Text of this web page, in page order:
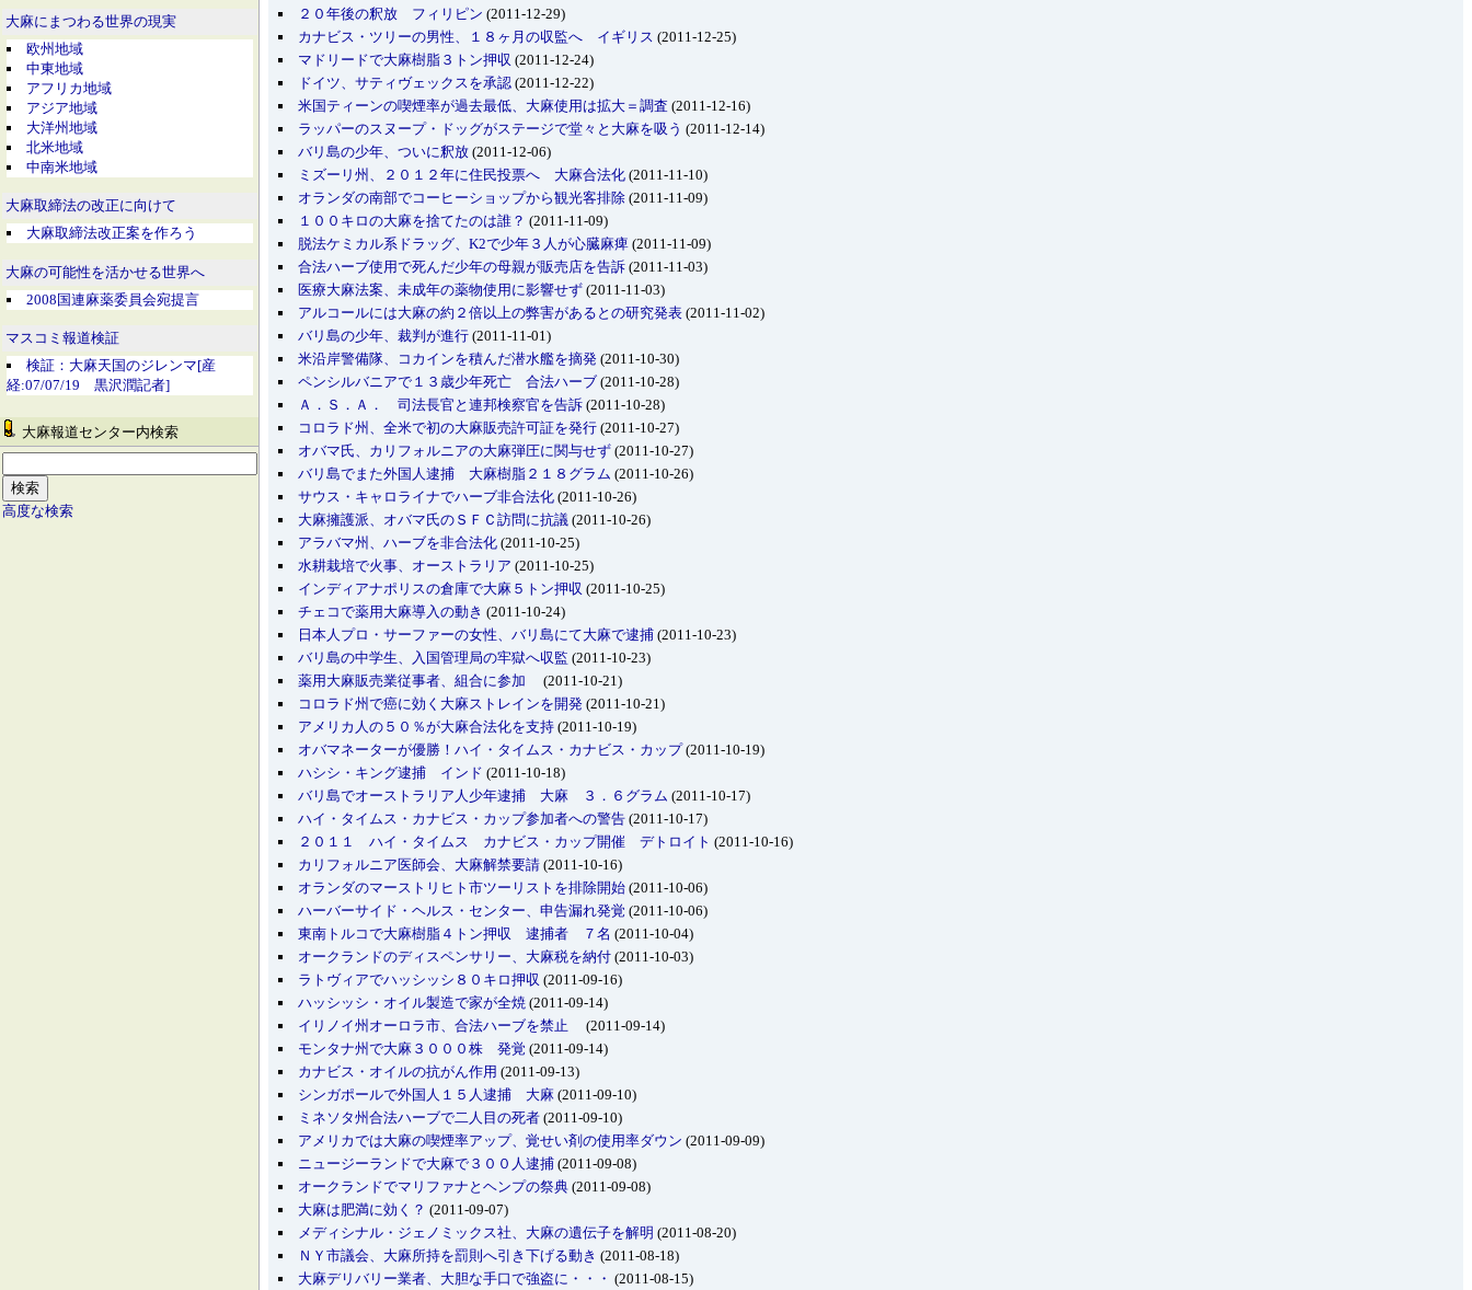
大麻にまつわる世界の現実
欧州地域
中東地域
アフリカ地域
アジア地域
大洋州地域
北米地域
中南米地域
大麻取締法の改正に向けて
大麻取締法改正案を作ろう
大麻の可能性を活かせる世界へ
2008国連麻薬委員会宛提言
マスコミ報道検証
検証：大麻天国のジレンマ[産
経:07/07/19 黒沢潤記者]
大麻報道センター内検索
高度な検索
２０年後の釈放 フィリピン (2011-12-29)
カナビス・ツリーの男性、１８ヶ月の収監へ イギリス (2011-12-25)
マドリードで大麻樹脂３トン押収 (2011-12-24)
ドイツ、サティヴェックスを承認 (2011-12-22)
米国ティーンの喫煙率が過去最低、大麻使用は拡大＝調査 (2011-12-16)
ラッパーのスヌープ・ドッグがステージで堂々と大麻を吸う (2011-12-14)
バリ島の少年、ついに釈放 (2011-12-06)
ミズーリ州、２０１２年に住民投票へ 大麻合法化 (2011-11-10)
オランダの南部でコーヒーショップから観光客排除 (2011-11-09)
１００キロの大麻を捨てたのは誰？ (2011-11-09)
脱法ケミカル系ドラッグ、K2で少年３人が心臓麻痺 (2011-11-09)
合法ハーブ使用で死んだ少年の母親が販売店を告訴 (2011-11-03)
医療大麻法案、未成年の薬物使用に影響せず (2011-11-03)
アルコールには大麻の約２倍以上の弊害があるとの研究発表 (2011-11-02)
バリ島の少年、裁判が進行 (2011-11-01)
米沿岸警備隊、コカインを積んだ潜水艦を摘発 (2011-10-30)
ペンシルバニアで１３歳少年死亡 合法ハーブ (2011-10-28)
Ａ．Ｓ．Ａ． 司法長官と連邦検察官を告訴 (2011-10-28)
コロラド州、全米で初の大麻販売許可証を発行 (2011-10-27)
オバマ氏、カリフォルニアの大麻弾圧に関与せず (2011-10-27)
バリ島でまた外国人逮捕 大麻樹脂２１８グラム (2011-10-26)
サウス・キャロライナでハーブ非合法化 (2011-10-26)
大麻擁護派、オバマ氏のＳＦＣ訪問に抗議 (2011-10-26)
アラバマ州、ハーブを非合法化 (2011-10-25)
水耕栽培で火事、オーストラリア (2011-10-25)
インディアナポリスの倉庫で大麻５トン押収 (2011-10-25)
チェコで薬用大麻導入の動き (2011-10-24)
日本人プロ・サーファーの女性、バリ島にて大麻で逮捕 (2011-10-23)
バリ島の中学生、入国管理局の牢獄へ収監 (2011-10-23)
薬用大麻販売業従事者、組合に参加
(2011-10-21)
コロラド州で癌に効く大麻ストレインを開発 (2011-10-21)
アメリカ人の５０％が大麻合法化を支持 (2011-10-19)
オバマネーターが優勝！ハイ・タイムス・カナビス・カップ(2011-10-19)
ハシシ・キング逮捕 インド (2011-10-18)
バリ島でオーストラリア人少年逮捕 大麻 ３．６グラム (2011-10-17)
ハイ・タイムス・カナビス・カップ参加者への警告 (2011-10-17)
２０１１ ハイ・タイムス カナビス・カップ開催 デトロイト (2011-10-16)
カリフォルニア医師会、大麻解禁要請 (2011-10-16)
オランダのマーストリヒト市ツーリストを排除開始 (2011-10-06)
ハーバーサイド・ヘルス・センター、申告漏れ発覚 (2011-10-06)
東南トルコで大麻樹脂４トン押収 逮捕者 ７名 (2011-10-04)
オークランドのディスペンサリー、大麻税を納付 (2011-10-03)
ラトヴィアでハッシッシ８０キロ押収 (2011-09-16)
ハッシッシ・オイル製造で家が全焼 (2011-09-14)
イリノイ州オーロラ市、合法ハーブを禁止
(2011-09-14)
モンタナ州で大麻３０００株 発覚 (2011-09-14)
カナビス・オイルの抗がん作用 (2011-09-13)
シンガポールで外国人１５人逮捕 大麻 (2011-09-10)
ミネソタ州合法ハーブで二人目の死者 (2011-09-10)
アメリカでは大麻の喫煙率アップ、覚せい剤の使用率ダウン (2011-09-09)
ニュージーランドで大麻で３００人逮捕 (2011-09-08)
オークランドでマリファナとヘンプの祭典 (2011-09-08)
大麻は肥満に効く？ (2011-09-07)
メディシナル・ジェノミックス社、大麻の遺伝子を解明 (2011-08-20)
ＮＹ市議会、大麻所持を罰則へ引き下げる動き (2011-08-18)
大麻デリバリー業者、大胆な手口で強盗に・・・ (2011-08-15)